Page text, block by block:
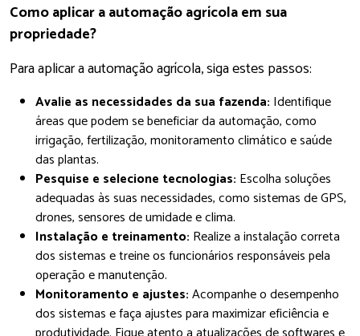
Como aplicar a automação agrícola em sua
propriedade?
Para aplicar a automação agrícola, siga estes passos:
Avalie as necessidades da sua fazenda: Identifique
áreas que podem se beneficiar da automação, como
irrigação, fertilização, monitoramento climático e saúde
das plantas.
Pesquise e selecione tecnologias: Escolha soluções
adequadas às suas necessidades, como sistemas de GPS,
drones, sensores de umidade e clima.
Instalação e treinamento: Realize a instalação correta
dos sistemas e treine os funcionários responsáveis pela
operação e manutenção.
Monitoramento e ajustes:Acompanhe o desempenho
dos sistemas e faça ajustes para maximizar eficiência e